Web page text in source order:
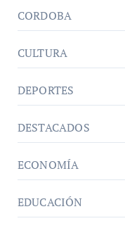
CORDOBA
CULTURA
DEPORTES
DESTACADOS
ECONOMÍA
EDUCACIÓN